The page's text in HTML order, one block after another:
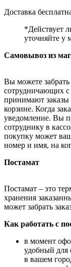
Доставка
*Действует
уточняйте у
Самовывоз из
Вы можете
сотрудничающих
принимают заказы
корзине. Когда
уведомление. Вы
сотруднику в
покупку может
номер и имя, на
Постамат
Постамат – это
хранения
может забрать
Как работать с
в момент
удобный для
в вашем